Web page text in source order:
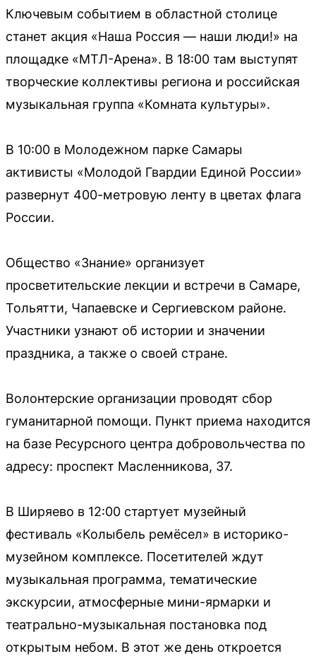
Ключевым событием в областной столице
станет акция «Наша Россия — наши люди!» на
площадке «МТЛ-Арена». В 18:00 там выступят
творческие коллективы региона и российская
музыкальная группа «Комната культуры».
В 10:00 в Молодежном парке Самары
активисты «Молодой Гвардии Единой России»
развернут 400-метровую ленту в цветах флага
России.
Общество «Знание» организует
просветительские лекции и встречи в Самаре,
Тольятти, Чапаевске и Сергиевском районе.
Участники узнают об истории и значении
праздника, а также о своей стране.
Волонтерские организации проводят сбор
гуманитарной помощи. Пункт приема находится
на базе Ресурсного центра добровольчества по
адресу: проспект Масленникова, 37.
В Ширяево в 12:00 стартует музейный
фестиваль «Колыбель ремёсел» в историко-
музейном комплексе. Посетителей ждут
музыкальная программа, тематические
экскурсии, атмосферные мини-ярмарки и
театрально-музыкальная постановка под
открытым небом. В этот же день откроется